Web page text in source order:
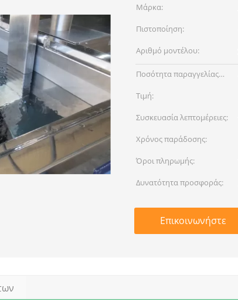
Μάρκα:
Πιστοποίηση:
Αριθμό μοντέλου:
Ποσότητα παραγγελίας
min:
Τιμή:
Συσκευασία λεπτομέρειες:
Χρόνος παράδοσης:
Όροι πληρωμής:
Δυνατότητα προσφοράς:
Επικοινωνήστε